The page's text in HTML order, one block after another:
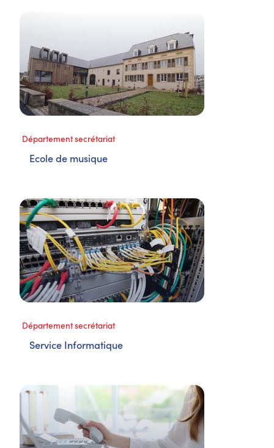
Département secrétariat
Ecole de musique
Département secrétariat
Service Informatique